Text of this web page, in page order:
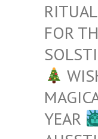
FOR
YEAR